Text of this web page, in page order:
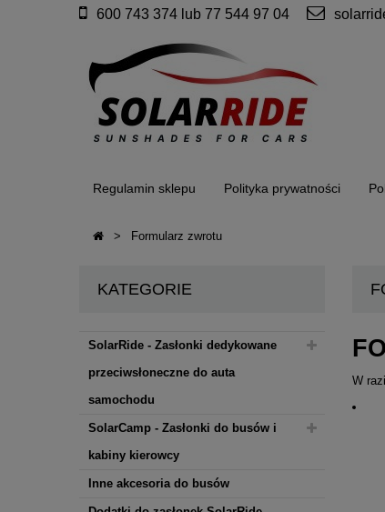
600 743 374 lub 77 544 97 04
Regulamin sklepu Polityka prywatności
> Formularz zwrotu
KATEGORIE
SolarRide - Zasłonki dedykowane
przeciwsłoneczne do auta
samochodu
SolarCamp - Zasłonki do busów i
kabiny kierowcy
Inne akcesoria do busów
Zasłonki / roletki / osłony
W